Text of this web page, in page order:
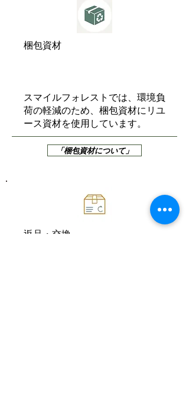
梱包資材
スマイルフォレストでは、環境負
荷の軽減のため、梱包資材にリユ
ース資材を使用しています。
「梱包資材について」
返品・交換